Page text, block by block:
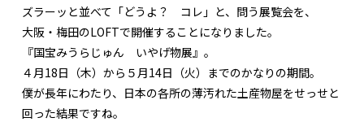
ズラーッと並べて「どうよ？ コレ」と、問う展覧会を、
大阪・梅田のLOFTで開催することになりました。
『国宝みうらじゅん いやげ物展』。
４月18日（木）から５月14日（火）までのかなりの期間。
僕が長年にわたり、日本の各所の薄汚れた土産物屋をせっせと
回った結果ですね。